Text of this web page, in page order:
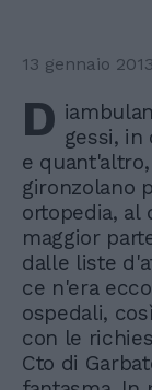
13 gennaio 2013
D gessi, in
e
gironzolano
ortopedia, al
maggior
dalle liste
ce n'era
ospedali,
con le
Cto di